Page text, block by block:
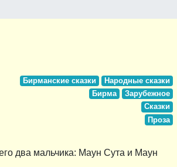
Бирманские сказки
Народные сказки
Бирма
Зарубежное
Сказки
Проза
два мальчика: Маун Сута и Маун